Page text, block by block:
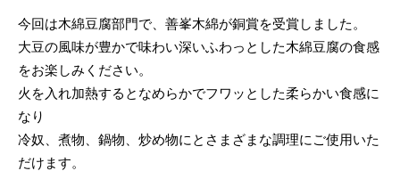
今回は木綿豆腐部門で、善峯木綿が銅賞を受賞しました。
大豆の風味が豊かで味わい深いふわっとした木綿豆腐の食感
をお楽しみください。
火を入れ加熱するとなめらかでフワッとした柔らかい食感に
なり
冷奴、煮物、鍋物、炒め物にとさまざまな調理にご使用いた
だけます。